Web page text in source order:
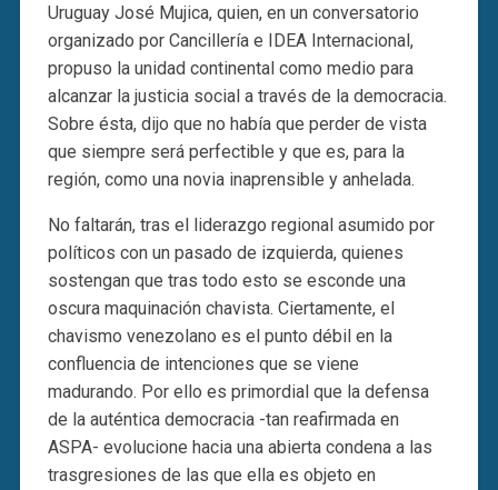
Uruguay José Mujica, quien, en un conversatorio
organizado por Cancillería e IDEA Internacional,
propuso la unidad continental como medio para
alcanzar la justicia social a través de la democracia.
Sobre ésta, dijo que no había que perder de vista
que siempre será perfectible y que es, para la
región, como una novia inaprensible y anhelada.
No faltarán, tras el liderazgo regional asumido por
políticos con un pasado de izquierda, quienes
sostengan que tras todo esto se esconde una
oscura maquinación chavista. Ciertamente, el
chavismo venezolano es el punto débil en la
confluencia de intenciones que se viene
madurando. Por ello es primordial que la defensa
de la auténtica democracia -tan reafirmada en
ASPA- evolucione hacia una abierta condena a las
trasgresiones de las que ella es objeto en